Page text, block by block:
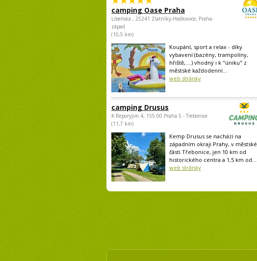
camping Oase Praha
Libeňská , 25241 Zlatníky-Hodkovice, Praha-
západ
(10,5 km)
Koupání, sport a relax - díky
vybavení (bazény, trampolíny,
hřiště,....) vhodný i k "úniku" z
městské každodenní...
web stránky
camping Drusus
K Reporyjim 4, 155 00 Praha 5 - Trebonice
(11,7 km)
Kemp Drusus se nachází na
západním okraji Prahy, v městské
části Třebonice, jen 10 km od
historického centra a 1,5 km od...
web stránky